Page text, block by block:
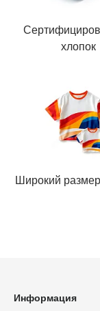
хлопок
Широкий
Информация